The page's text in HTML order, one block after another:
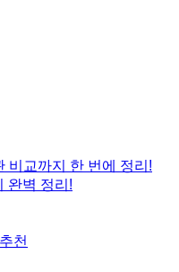
비교까지 한 번에 정리!
완벽 정리!
천